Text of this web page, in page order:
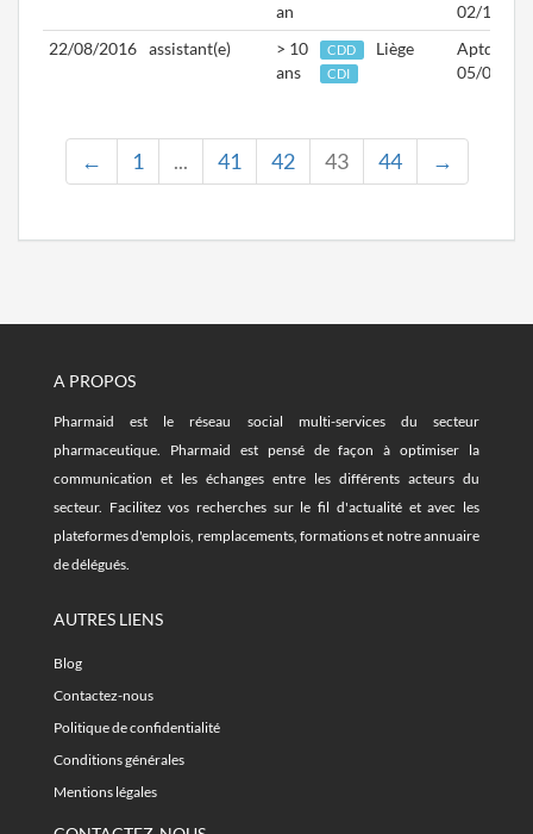
an
02/11/
22/08/2016 assistant(e)
> 10
ans
CDD
CDI
Liège
Aptd.
05/09/
← 1 ... 41 42 43 44 →
A PROPOS
Pharmaid est le réseau social multi-services du secteur
pharmaceutique. Pharmaid est pensé de façon à optimiser la
communication et les échanges entre les différents acteurs du
secteur. Facilitez vos recherches sur le fil d'actualité et avec les
plateformes d'emplois, remplacements, formations et notre annuaire
de délégués.
AUTRES LIENS
Blog
Contactez-nous
Politique de confidentialité
Conditions générales
Mentions légales